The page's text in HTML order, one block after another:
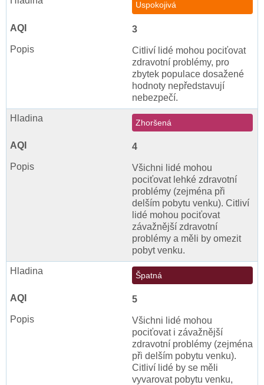
Uspokojivá
3
Citliví lidé mohou pociťovat
zdravotní problémy, pro
zbytek populace dosažené
hodnoty nepředstavují
nebezpečí.
Zhoršená
4
Všichni lidé mohou
pociťovat lehké zdravotní
problémy (zejména při
delším pobytu venku). Citliví
lidé mohou pociťovat
závažnější zdravotní
problémy a měli by omezit
pobyt venku.
Špatná
5
Všichni lidé mohou
pociťovat i závažnější
zdravotní problémy (zejména
při delším pobytu venku).
Citliví lidé by se měli
vyvarovat pobytu venku,